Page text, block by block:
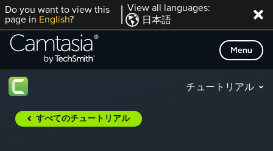
Skip
to
content
Do you want to view this
page in English?
View all languages:
日本語
Menu
チュートリアル
すべてのチュートリアル